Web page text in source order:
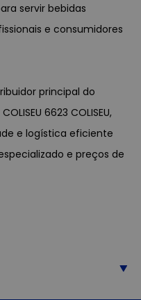
servir bebidas
e consumidores
principal do
6623 COLISEU,
e logística eficiente
e preços de